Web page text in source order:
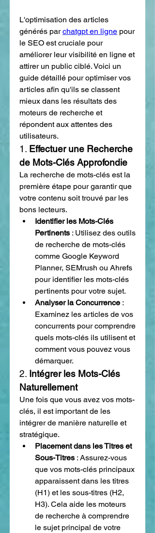
L'optimisation des articles
générés par chatgpt en ligne pour
le SEO est cruciale pour
améliorer leur visibilité en ligne et
attirer un public ciblé. Voici un
guide détaillé pour optimiser vos
articles afin qu'ils se classent
mieux dans les résultats des
moteurs de recherche et
répondent aux attentes des
utilisateurs.
1. Effectuer une Recherche
de Mots-Clés Approfondie
La recherche de mots-clés est la
première étape pour garantir que
votre contenu soit trouvé par les
bons lecteurs.
Identifier les Mots-Clés
Pertinents : Utilisez des outils
de recherche de mots-clés
comme Google Keyword
Planner, SEMrush ou Ahrefs
pour identifier les mots-clés
pertinents pour votre sujet.
Analyser la Concurrence :
Examinez les articles de vos
concurrents pour comprendre
quels mots-clés ils utilisent et
comment vous pouvez vous
démarquer.
2. Intégrer les Mots-Clés
Naturellement
Une fois que vous avez vos mots-
clés, il est important de les
intégrer de manière naturelle et
stratégique.
Placement dans les Titres et
Sous-Titres : Assurez-vous
que vos mots-clés principaux
apparaissent dans les titres
(H1) et les sous-titres (H2,
H3). Cela aide les moteurs
de recherche à comprendre
le sujet principal de votre